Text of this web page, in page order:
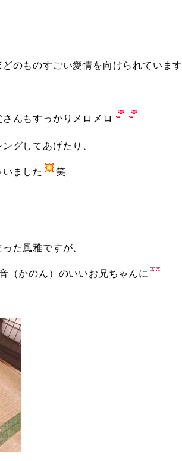
どのものすごい愛情を向けられています
んもすっかりメロメロ
グしてあげたり、
ました
笑
た風雅ですが、
（かのん）のいいお兄ちゃんに